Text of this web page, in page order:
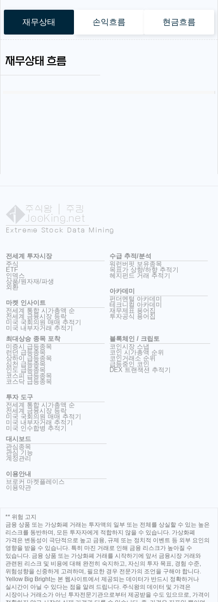
재무상태 손익흐름 현금흐름
재무상태 흐름
주식왕 | 주킹
JooKing.net
Extreme Stock Data Mining
전세계 투자시장
주식
ETF
인덱스
상품/원자재/파생
외환
마켓 인사이트
전세계 통합 시가총액 순
전세계 금융시장 등락
미국 국회의원 매매 추적기
미국 내부자거래 추적기
수급 추적/분석
워런버핏 보유종목
목표가 상향/하향 추적기
헤지펀드 거래 추적기
아카데미
펀더멘털 아카데미
테크니컬 아카데미
재무제표 용어집
투자공식 용어집
최대상승 종목 포착
미증시 급등종목
런던 급등종목
상하이 급등종목
심천 급등종목
인도 급등종목
코스피 급등종목
코스닥 급등종목
투자 도구
전세계 통합 시가총액 순
전세계 금융시장 등락
미국 국회의원 매매 추적기
미국 내부자거래 추적기
미국 인수합병 추적기
블록체인 / 크립토
코인시장 스냅
코인 시가총액 순위
코인거래소 순위
급등중인 코인
DEX 트랜잭션 추적기
대시보드
관심종목
관심 기능
계정관리
이용안내
브로커 마켓플레이스
이용약관
** 위험 고지
금융 상품 또는 가상화폐 거래는 투자액의 일부 또는 전체를 상실할 수 있는 높은
리스크를 동반하며, 모든 투자자에게 적합하지 않을 수 있습니다. 가상화폐
가격은 변동성이 극단적으로 높고 금융, 규제 또는 정치적 이벤트 등 외부 요인의
영향을 받을 수 있습니다. 특히 마진 거래로 인해 금융 리스크가 높아질 수
있습니다. 금융 상품 또는 가상화폐 거래를 시작하기에 앞서 금융시장 거래와
관련된 리스크 및 비용에 대해 완전히 숙지하고, 자신의 투자 목표, 경험 수준,
위험성향을 신중하게 고려하며, 필요한 경우 전문가의 조언을 구해야 합니다.
Yellow Big Bright는 본 웹사이트에서 제공되는 데이터가 반드시 정확하거나
실시간이 아닐 수 있다는 점을 알려 드립니다. 주식왕의 데이터 및 가격은
시장이나 거래소가 아닌 투자전문기관으로부터 제공받을 수도 있으므로, 가격이